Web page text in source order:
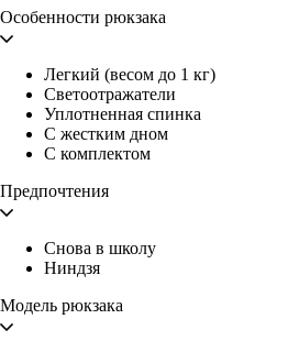
Особенности рюкзака
Легкий (весом до 1 кг)
Светоотражатели
Уплотненная спинка
С жестким дном
С комплектом
Предпочтения
Снова в школу
Ниндзя
Модель рюкзака